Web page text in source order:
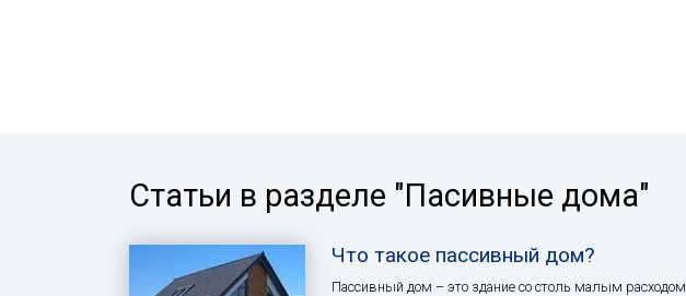
Статьи в разделе "Пасивные дома"
Что такое пассивный дом?
Пассивный дом – это здание со столь малым расходом